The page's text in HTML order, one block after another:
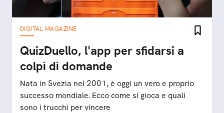
DIGITAL MAGAZINE
QuizDuello, l'app per sfidarsi a
colpi di domande
Nata in Svezia nel 2001, è oggi un vero e proprio
successo mondiale. Ecco come si gioca e quali
sono i trucchi per vincere